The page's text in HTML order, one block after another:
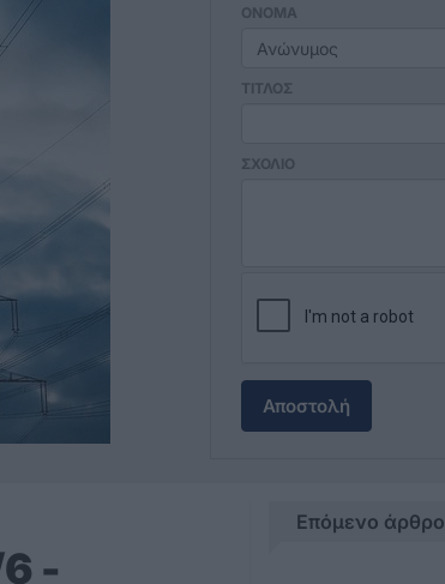
ΟΝΟΜΑ
ΤΙΤΛΟΣ
ΣΧΟΛΙΟ
Αποστολή
-
Επόμενο άρθρο